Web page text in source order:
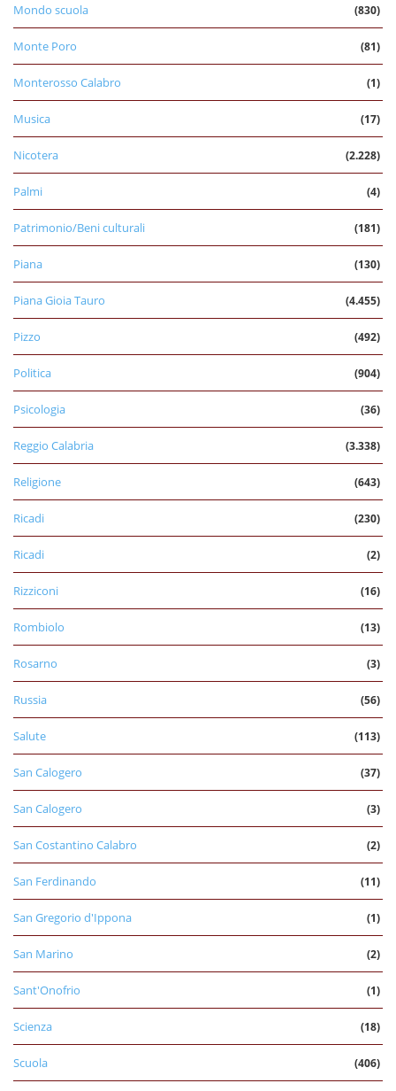
Mondo scuola (830)
Monte Poro (81)
Monterosso Calabro (1)
Musica (17)
Nicotera (2.228)
Palmi (4)
Patrimonio/Beni culturali (181)
Piana (130)
Piana Gioia Tauro (4.455)
Pizzo (492)
Politica (904)
Psicologia (36)
Reggio Calabria (3.338)
Religione (643)
Ricadi (230)
Ricadi (2)
Rizziconi (16)
Rombiolo (13)
Rosarno (3)
Russia (56)
Salute (113)
San Calogero (37)
San Calogero (3)
San Costantino Calabro (2)
San Ferdinando (11)
San Gregorio d'Ippona (1)
San Marino (2)
Sant'Onofrio (1)
Scienza (18)
Scuola (406)